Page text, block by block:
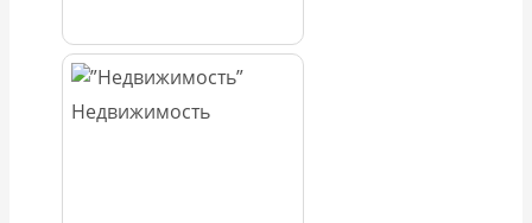
Недвижимость